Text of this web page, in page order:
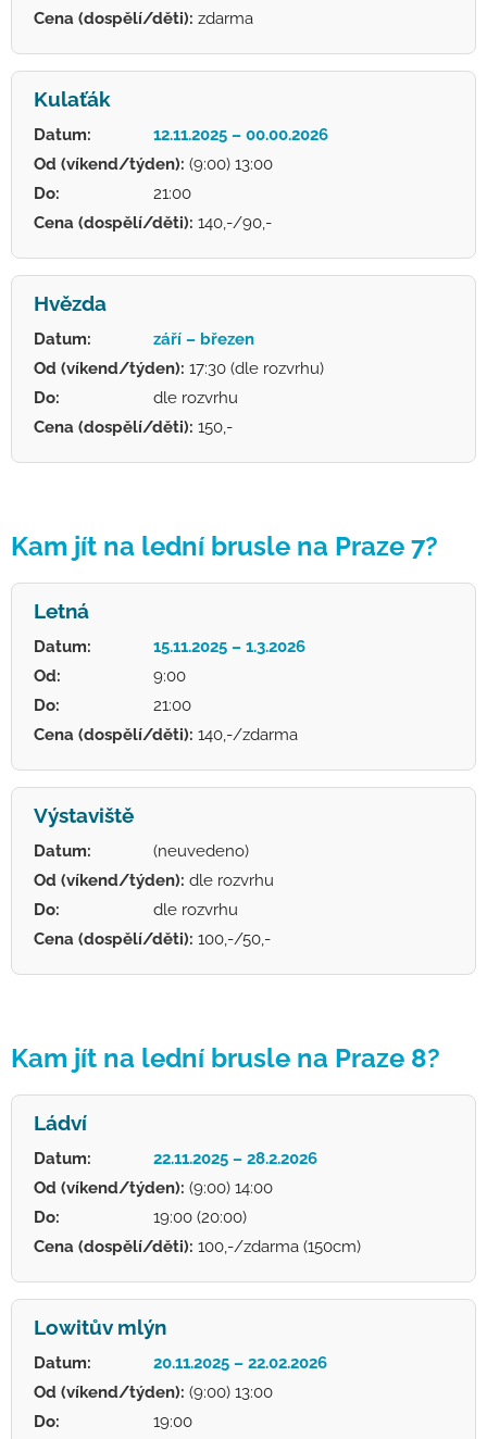
Cena (dospělí/děti): zdarma
Kulaťák
Datum:
12.11.2025 – 00.00.2026
Od (víkend/týden): (9:00) 13:00
Do:
21:00
Cena (dospělí/děti): 140,-/90,-
Hvězda
Datum:
září – březen
Od (víkend/týden): 17:30 (dle rozvrhu)
Do:
dle rozvrhu
Cena (dospělí/děti): 150,-
Kam jít na lední brusle na Praze 7?
Letná
Datum:
15.11.2025 – 1.3.2026
Od:
9:00
Do:
21:00
Cena (dospělí/děti): 140,-/zdarma
Výstaviště
Datum:
(neuvedeno)
Od (víkend/týden): dle rozvrhu
Do:
dle rozvrhu
Cena (dospělí/děti): 100,-/50,-
Kam jít na lední brusle na Praze 8?
Ládví
Datum:
22.11.2025 – 28.2.2026
Od (víkend/týden): (9:00) 14:00
Do:
19:00 (20:00)
Cena (dospělí/děti): 100,-/zdarma (150cm)
Lowitův mlýn
Datum:
20.11.2025 – 22.02.2026
Od (víkend/týden): (9:00) 13:00
Do:
19:00